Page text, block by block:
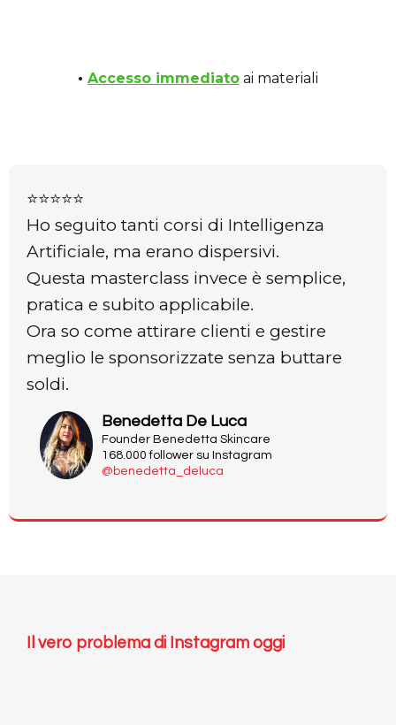
• Accesso immediato ai materiali
⭐⭐⭐⭐⭐
Ho seguito tanti corsi di Intelligenza
Artificiale, ma erano dispersivi.
Questa masterclass invece è semplice,
pratica e subito applicabile.
Ora so come attirare clienti e gestire
meglio le sponsorizzate senza buttare
soldi.
Benedetta De Luca
Founder Benedetta Skincare
168.000 follower su Instagram
@benedetta_deluca
Il vero problema di Instagram oggi